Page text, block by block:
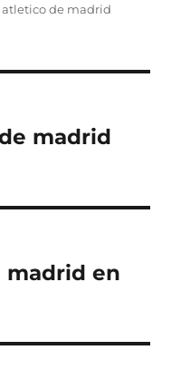
atletico de madrid
madrid
en